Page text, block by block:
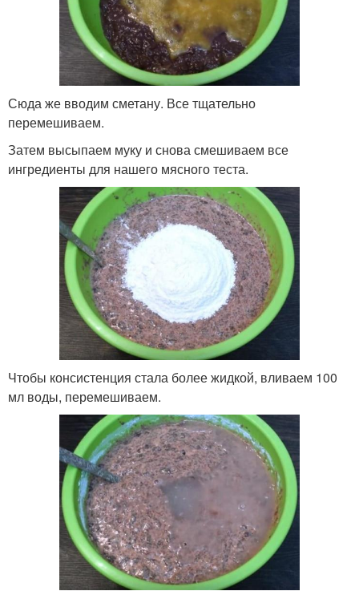
Сюда же вводим сметану. Все тщательно
перемешиваем.
Затем высыпаем муку и снова смешиваем все
ингредиенты для нашего мясного теста.
Чтобы консистенция стала более жидкой, вливаем 100
мл воды, перемешиваем.